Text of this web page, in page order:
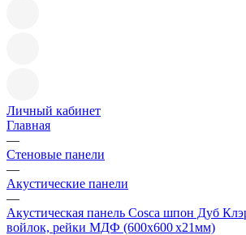
Личный кабинет
Главная
—
Стеновые панели
—
Акустические панели
—
Акустическая панель Cosca шпон Дуб
войлок, рейки МДФ (600х600 х21мм)